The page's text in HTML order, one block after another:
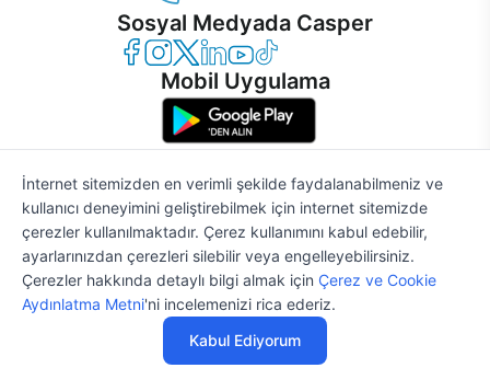
Sosyal Medyada Casper
Casper Facebook
Casper Instagram
Casper Twitter
Casper LinkedIn
Casper YouTube
Casper TikTok
Mobil Uygulama
© 2021 - 2026 Casper Bilgisayar Sistemleri A.Ş. Tüm Hakları Saklıdır
KVKK
Çerez Politikası
Bilgi Güvenliği
Bilgi Toplumu Hizmetleri
Mesafeli Satış Sözleşmesi
Aydınlatma Metni
İnternet sitemizden en verimli şekilde faydalanabilmeniz ve
kullanıcı deneyimini geliştirebilmek için internet sitemizde
çerezler kullanılmaktadır. Çerez kullanımını kabul edebilir,
ayarlarınızdan çerezleri silebilir veya engelleyebilirsiniz.
Çerezler hakkında detaylı bilgi almak için Çerez ve Cookie
Aydınlatma Metni'ni incelemenizi rica ederiz.
Kabul Ediyorum